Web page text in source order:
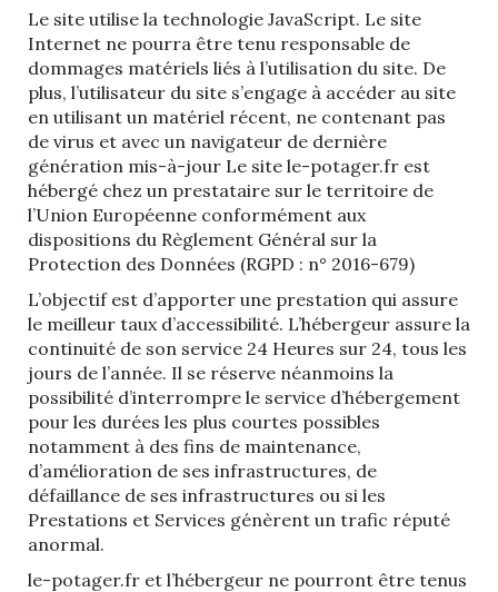
Le site utilise la technologie JavaScript. Le site
Internet ne pourra être tenu responsable de
dommages matériels liés à l’utilisation du site. De
plus, l’utilisateur du site s’engage à accéder au site
en utilisant un matériel récent, ne contenant pas
de virus et avec un navigateur de dernière
génération mis-à-jour Le site le-potager.fr est
hébergé chez un prestataire sur le territoire de
l’Union Européenne conformément aux
dispositions du Règlement Général sur la
Protection des Données (RGPD : n° 2016-679)
L’objectif est d’apporter une prestation qui assure
le meilleur taux d’accessibilité. L’hébergeur assure la
continuité de son service 24 Heures sur 24, tous les
jours de l’année. Il se réserve néanmoins la
possibilité d’interrompre le service d’hébergement
pour les durées les plus courtes possibles
notamment à des fins de maintenance,
d’amélioration de ses infrastructures, de
défaillance de ses infrastructures ou si les
Prestations et Services génèrent un trafic réputé
anormal.
le-potager.fr et l’hébergeur ne pourront être tenus